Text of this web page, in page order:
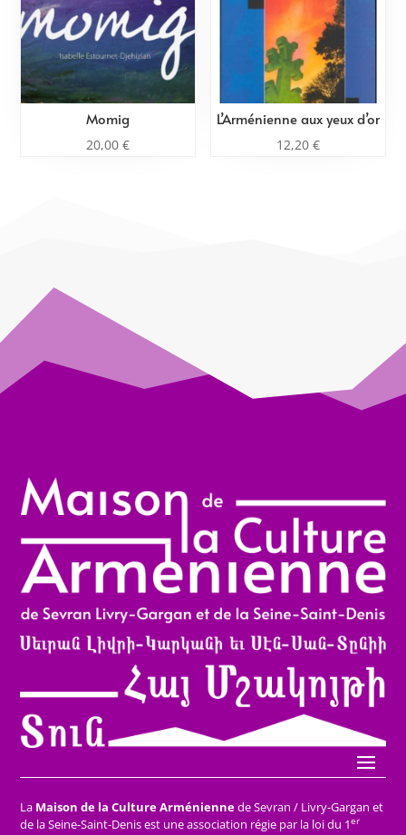
Momig
20,00€
L’Arménienne aux yeux d’or
12,20 €
La Maison de la Culture Arméniennede Sevran / Livry-Gargan et
de la Seine-Saint-Denis est une association régie par la loi du 1er